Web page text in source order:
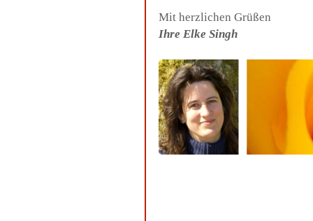
Mit herzlichen Grüßen
Ihre Elke Singh